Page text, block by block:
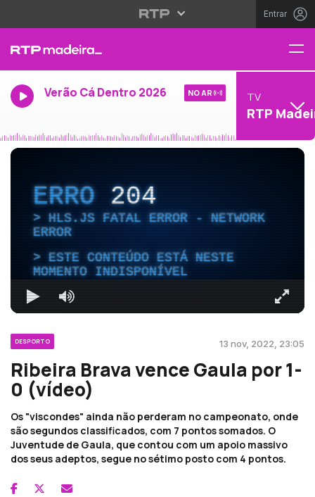
Entrar
Verão Cá Dentro 2026 NO AR TV
RTP
ERRO204
HLS.JS FATAL ERROR - NETWORK
ERROR
ESTE CONTEÚDO ESTÁ NESTE
MOMENTO INDISPONÍVEL
DESPORTO 13 nov, 2022, 23:05
Ribeira Brava vence Gaula por 1-
0 (vídeo)
Os "viscondes" ainda não perderam no campeonato, onde
são segundos classificados, com 7 pontos somados. O
Juventude de Gaula, que contou com um apoio massivo
dos seus adeptos, segue no sétimo posto com 4 pontos.